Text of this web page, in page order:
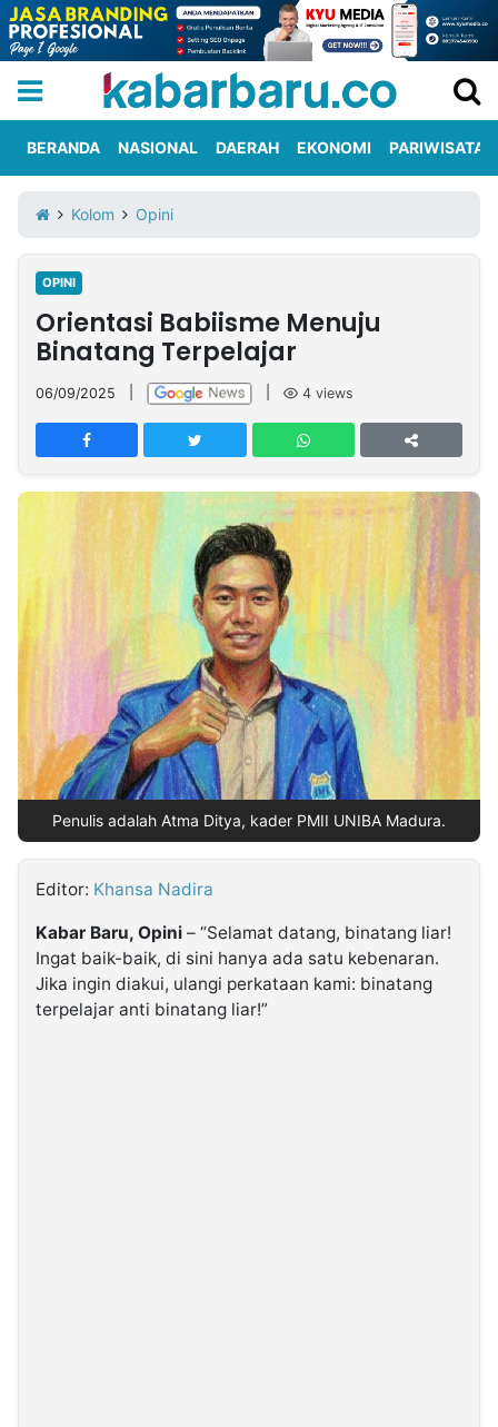
Iklan
Berita
Kami
Nasional
International
Olahraga
Entertainment
Daerah
Pariwisata
Kuliner
Kolom
Network
PT
TREETAN
MULTIMEDIA
INDONESIA
Partner
Insight
NTB
Time
IDNJogja
Rakyat
Idealita
News
Notice
Dinamikapost.com
Baru
Seedbacklink
Follow
Kabarbaru
BERANDA NASIONAL DAERAH EKONOMI PARIWISATA
Kolom Opini
OPINI
Orientasi Babiisme Menuju
Binatang Terpelajar
06/09/2025 4 views
Penulis adalah Atma Ditya, kader PMII UNIBA Madura.
Editor: Khansa Nadira
Kabar Baru, Opini – “Selamat datang, binatang liar!
Ingat baik-baik, di sini hanya ada satu kebenaran.
Jika ingin diakui, ulangi perkataan kami: binatang
terpelajar anti binatang liar!”